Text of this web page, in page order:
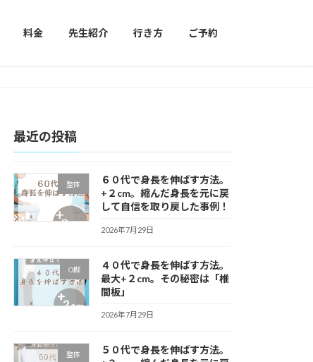
料金 先生紹介 行き方 ご予約
最近の投稿
整体
６０代で身長を伸ばす方法。
+２cm。縮んだ身長を元に戻
して自信を取り戻した事例！
2026年7月29日
O脚
４０代で身長を伸ばす方法。
最大+２cm。その秘密は「椎
間板」
2026年7月29日
整体
５０代で身長を伸ばす方法。